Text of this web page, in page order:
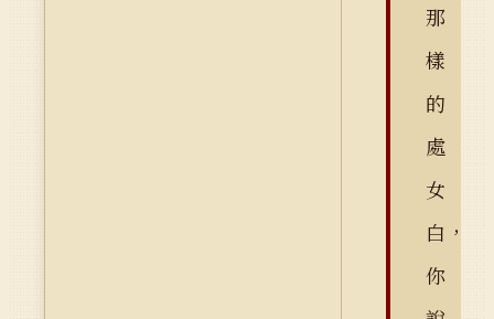
那
樣
的
處
女
白，
你